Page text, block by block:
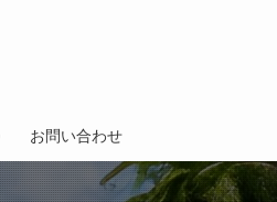
お問い合わせ